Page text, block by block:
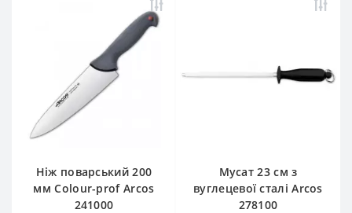
Ніж поварський 200
мм Сolour-prof Arcos
241000
Мусат 23 см з
вуглецевої сталі Arcos
278100